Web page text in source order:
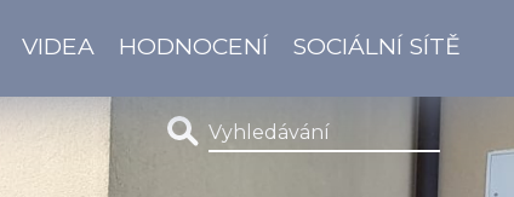
VIDEA HODNOCENÍ SOCIÁLNÍ SÍTĚ